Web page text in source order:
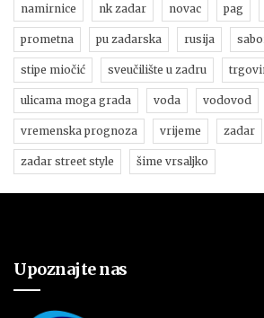
namirnice nk zadar novac pag
prometna pu zadarska rusija
stipe miočić sveučilište u zadru
ulicama moga grada voda vodovod
vremenska prognoza vrijeme zadar
zadar street style šime vrsaljko
Upoznajte nas